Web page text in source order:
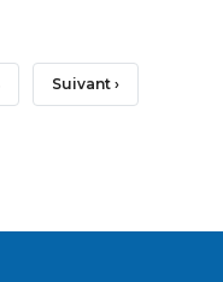
Page
Suivant ›